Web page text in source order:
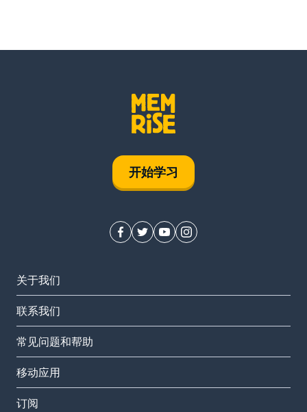
开始学习
关于我们
联系我们
常见问题和帮助
移动应用
订阅